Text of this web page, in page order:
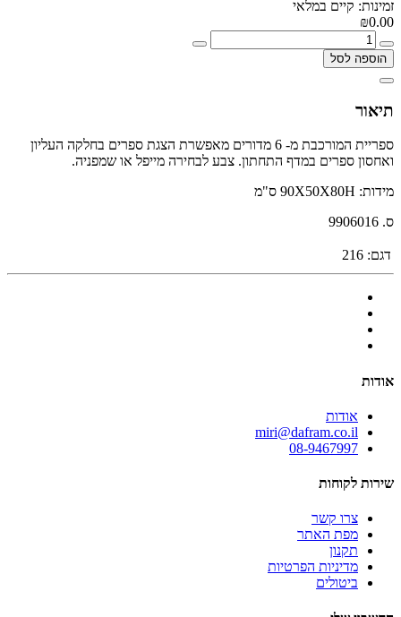
זמינות: קיים במלאי
₪0.00
הוספה לסל
תיאור
ספריית המורכבת מ- 6 מדורים מאפשרת הצגת ספרים בחלקה העליון
ואחסון ספרים במדף התחתון. צבע לבחירה מייפל או שמפניה.
מידות: 90X50X80H ס"מ
ס. 9906016
דגם: 216
אודות
אודות
miri@dafram.co.il
08-9467997
שירות לקוחות
צרו קשר
מפת האתר
תקנון
מדיניות הפרטיות
ביטולים